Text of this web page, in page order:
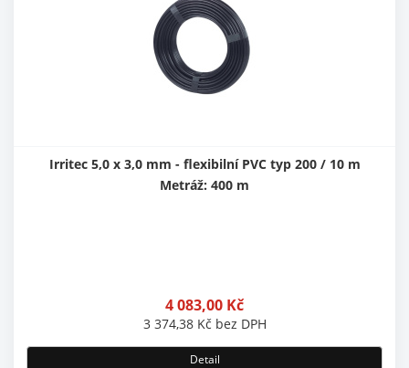
Irritec 5,0 x 3,0 mm - flexibilní PVC typ 200 / 10 m
Metráž: 400 m
4 083,00 Kč
3 374,38 Kč bez DPH
Detail